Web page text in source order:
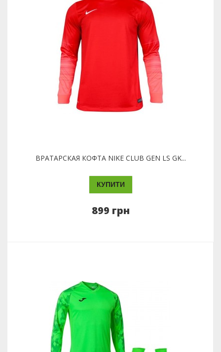
ВРАТАРСКАЯ КОФТА NIKE CLUB GEN LS GK...
КУПИТИ
899 грн